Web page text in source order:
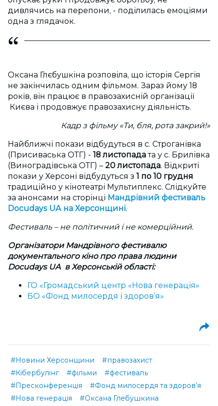
дивлячись на перепони, - поділилась емоціями
одна з глядачок.
Оксана Глєбушкіна розповіла, що історія Сергія
не закінчилась одним фільмом. Зараз йому 18
років, він працює в правозахисній організації
Києва і продовжує правозахисну діяльність.
Кадр з фільму «Ти, бля, рота закрий!»
Найближчі покази відбудуться в с. Строганівка
(Присиваська ОТГ) - 18 листопадата у с. Брилівка
(Виноградівська ОТГ) – 20 листопада. Відкриті
покази у Херсоні відбудуться з 1 по 10 грудня
традиційно у кінотеатрі Мультиплекс. Слідкуйте
за анонсами на сторінці Мандрівний фестиваль
Docudays UA на Херсонщині.
Фестиваль – не політичний і не комерційний.
Організатори Мандрівного фестивалю
документального кіно про права людини
Docudays UA в Херсонській області:
ГО «Громадський центр «Нова генерація»
БО «Фонд милосердя і здоров’я»
#Новини Херсонщини
#правозахист
#Кібербулінг
#фільми
#фестиваль
#Пресконференція
#Фонд милосердя та здоров’я
#Нова генерація
#Оксана Глебушкина